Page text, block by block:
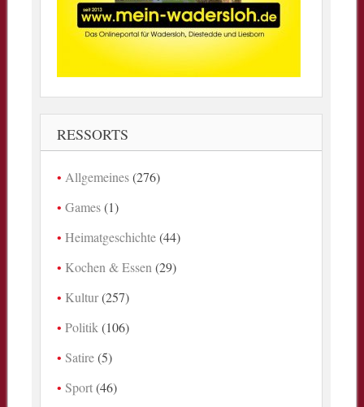
RESSORTS
Allgemeines(276)
Games(1)
Heimatgeschichte(44)
Kochen & Essen (29)
Kultur(257)
Politik (106)
Satire(5)
Sport(46)